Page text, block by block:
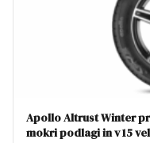
Apollo Altrust Winter
mokri podlagi in v 15